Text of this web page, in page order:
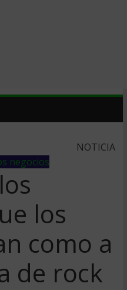
NOTICIA
negocios
los
como a
de rock